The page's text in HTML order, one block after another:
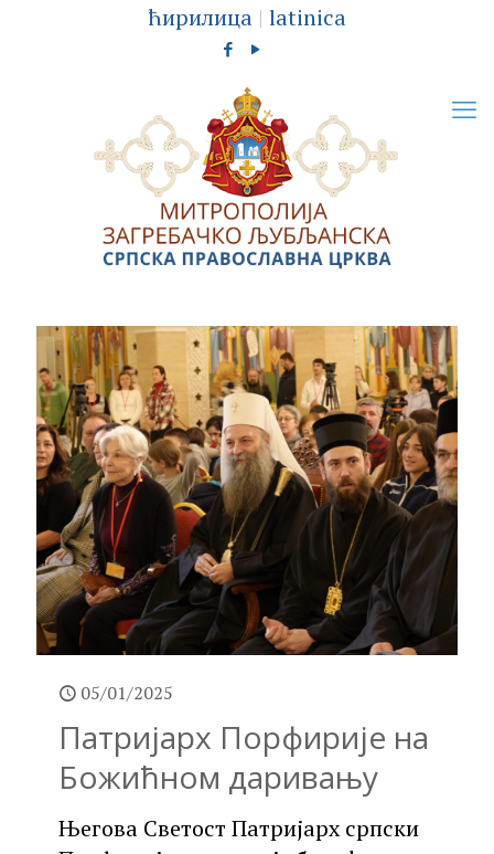
ћирилица | latinica
05/01/2025
Патријарх Порфирије на
Божићном даривању
Његова Светост Патријарх српски